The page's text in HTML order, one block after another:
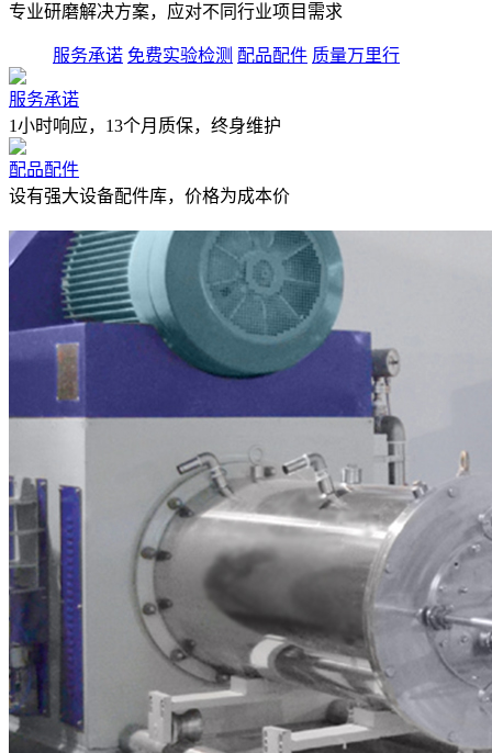
专业研磨解决方案，应对不同行业项目需求
服务承诺 免费实验检测 配品配件 质量万里行
服务承诺
1小时响应，13个月质保，终身维护
配品配件
设有强大设备配件库，价格为成本价